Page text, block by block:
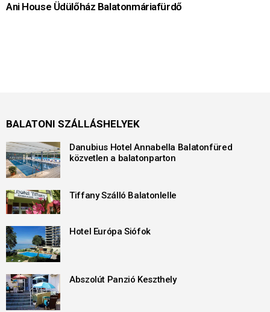
Ani House Üdülőház Balatonmáriafürdő
BALATONI SZÁLLÁSHELYEK
Danubius Hotel Annabella Balatonfüred
közvetlen a balatonparton
Tiffany Szálló Balatonlelle
Hotel Európa Siófok
Abszolút Panzió Keszthely